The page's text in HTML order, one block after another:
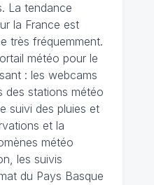
La tendance
la France est
très fréquemment.
météo pour le
: les webcams
des stations météo
suivi des pluies et
et la
météo
les suivis
du Pays Basque